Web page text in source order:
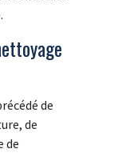
de
de
de